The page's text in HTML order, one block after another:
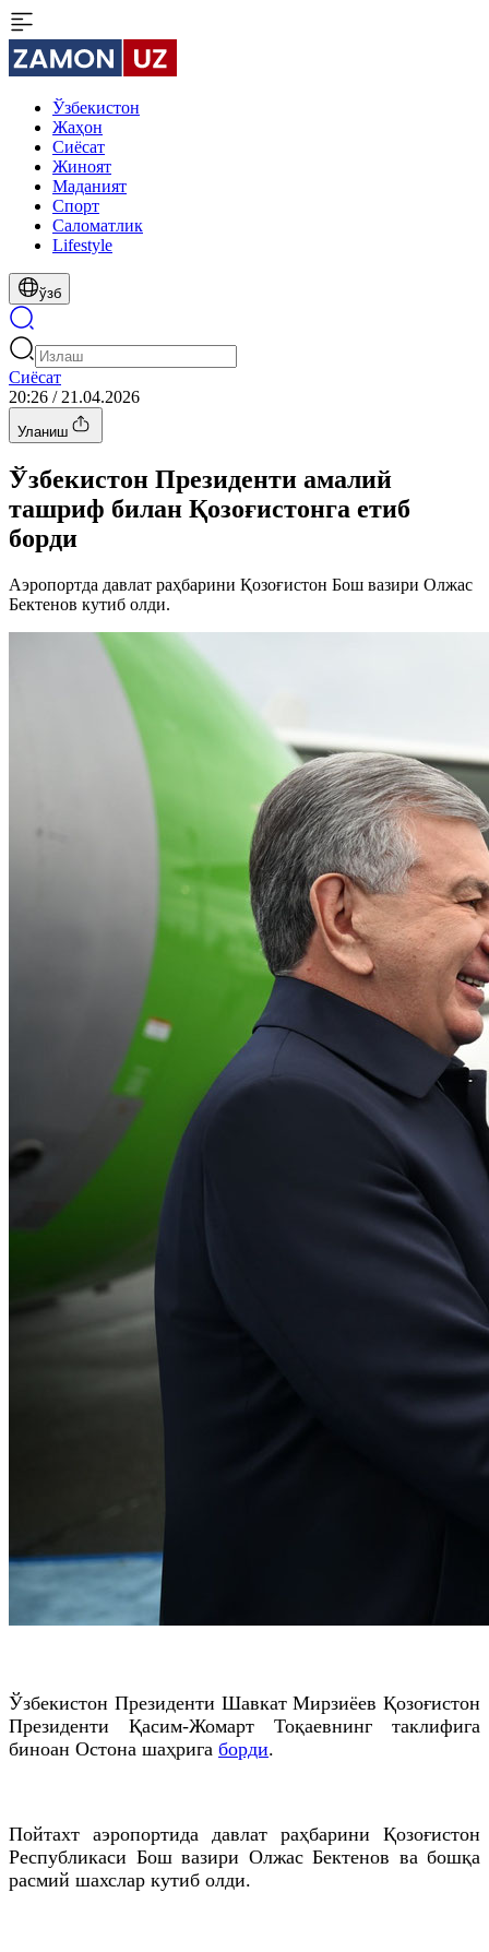
Ўзбекистон
Жаҳон
Сиёсат
Жиноят
Маданият
Спорт
Cаломатлик
Lifestyle
ўзб
Сиёсат
20:26 / 21.04.2026
Уланиш
Ўзбекистон Президенти амалий
ташриф билан Қозоғистонга етиб
борди
Аэропортда давлат раҳбарини Қозоғистон Бош вазири Олжас
Бектенов кутиб олди.
Ўзбекистон Президенти Шавкат Мирзиёев Қозоғистон
Президенти Қасим-Жомарт Тоқаевнинг таклифига
биноан Остона шаҳрига борди.
Пойтахт аэропортида давлат раҳбарини Қозоғистон
Республикаси Бош вазири Олжас Бектенов ва бошқа
расмий шахслар кутиб олди.